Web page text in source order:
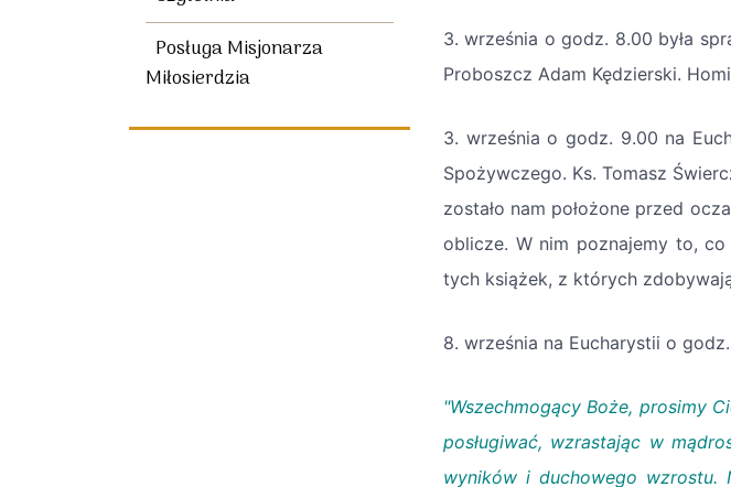
Posługa Misjonarza
Miłosierdzia
3. września o godz. 8.00 była
Proboszcz Adam Kędzierski.
3. września o godz. 9.00 na
Spożywczego. Ks. Tomasz
zostało nam położone przed
oblicze. W nim poznajemy to,
tych książek, z których
8. września na Eucharystii o
"Wszechmogący Boże, prosimy
posługiwać, wzrastając w
wyników i duchowego wzrostu.